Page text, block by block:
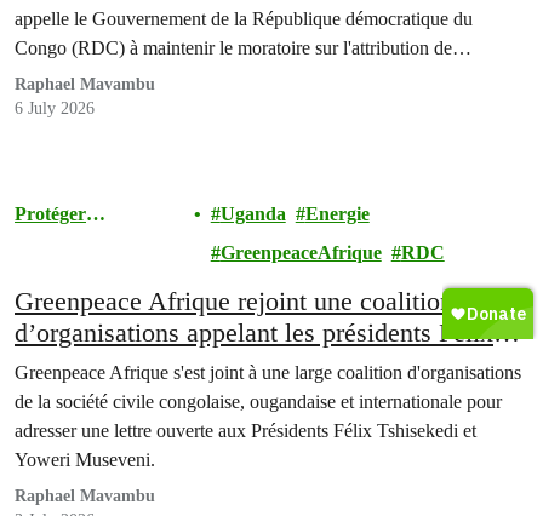
appelle le Gouvernement de la République démocratique du
Congo (RDC) à maintenir le moratoire sur l'attribution de
nouvelles concessions forestières industrielles.
Raphael Mavambu
6 July 2026
Protéger
Uganda
Energie
GreenpeaceAfrique
RDC
Greenpeace Afrique rejoint une coalition
d’organisations appelant les présidents Félix
Tshisekedi et Yoweri Museveni à renoncer à
toute expansion pétrolière dans le Graben
Albertin
Greenpeace Afrique s'est joint à une large coalition d'organisations
de la société civile congolaise, ougandaise et internationale pour
adresser une lettre ouverte aux Présidents Félix Tshisekedi et
Yoweri Museveni.
Raphael Mavambu